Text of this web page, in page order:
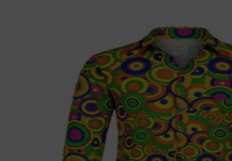
variantes.
Las
opciones
se
pueden
elegir
en